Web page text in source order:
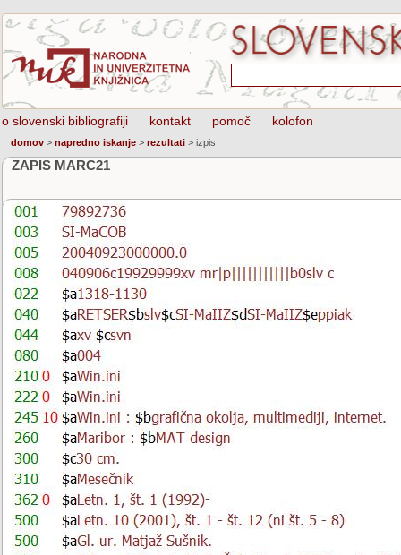
o slovenski bibliografiji kontakt pomoč kolofon
domov > napredno iskanje > rezultati > izpis
ZAPIS MARC21